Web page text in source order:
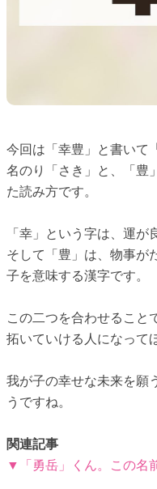
今回は「幸豊」と書いて
名のり「さき」と、「豊
た読み方です。
「幸」という字は、運
そして「豊」は、物事が
子を意味する漢字です。
この二つを合わせること
拓いていける人になって
我が子の幸せな未来を願
うですね。
関連記事
▼「勇岳」くん。この名